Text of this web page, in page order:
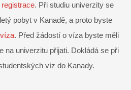
registrace. Při studiu univerzity se
pobyt v Kanadě, a proto byste
. Před žádostí o víza byste měli
na univerzitu přijati. Dokládá se při
víz do Kanady.